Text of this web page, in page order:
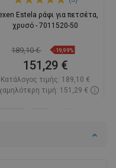
Estela ράφι για πετσέτα,
χρυσό - 7011520-50
189,10 € -19,99%
151,29 €
Κατάλογος τιμής: 189,10 €
τιμή: 151,29 €